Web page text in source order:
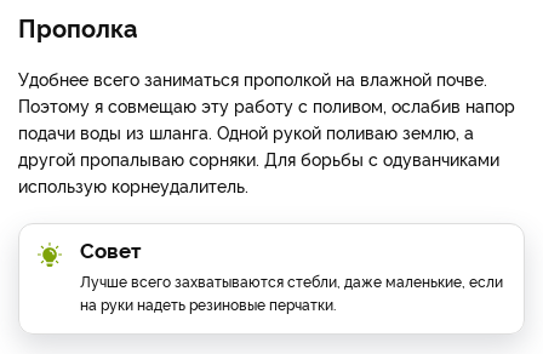
Прополка
Удобнее всего заниматься прополкой на влажной почве.
Поэтому я совмещаю эту работу с поливом, ослабив напор
подачи воды из шланга. Одной рукой поливаю землю, а
другой пропалываю сорняки. Для борьбы с одуванчиками
использую корнеудалитель.
Совет
Лучше всего захватываются стебли, даже маленькие, если
на руки надеть резиновые перчатки.